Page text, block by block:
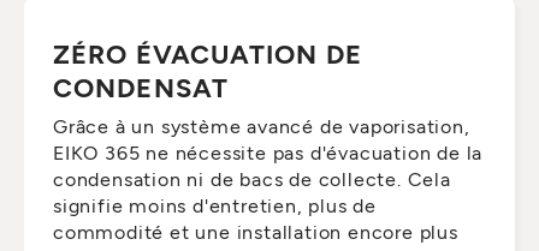
ZÉRO ÉVACUATION DE
CONDENSAT
Grâce à un système avancé de vaporisation,
EIKO 365 ne nécessite pas d'évacuation de la
condensation ni de bacs de collecte. Cela
signifie moins d'entretien, plus de
commodité et une installation encore plus